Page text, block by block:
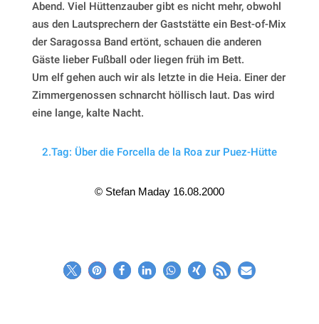
Abend. Viel Hüttenzauber gibt es nicht mehr, obwohl
aus den Lautsprechern der Gaststätte ein Best-of-Mix
der Saragossa Band ertönt, schauen die anderen
Gäste lieber Fußball oder liegen früh im Bett.
Um elf gehen auch wir als letzte in die Heia. Einer der
Zimmergenossen schnarcht höllisch laut. Das wird
eine lange, kalte Nacht.
2.Tag: Über die Forcella de la Roa zur Puez-Hütte
© Stefan Maday 16.08.2000